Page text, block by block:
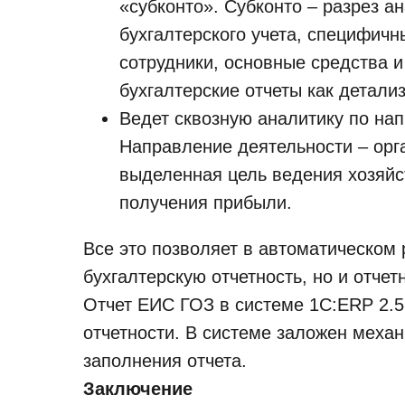
«субконто». Субконто – разрез
бухгалтерского учета,
сотрудники, основные средства
бухгалтерские отчеты как
Ведет сквозную аналитику по
Направление деятельности –
выделенная цель ведения
получения прибыли.
Все это позволяет в
бухгалтерскую отчетность, но и
Отчет ЕИС ГОЗ в системе 1С:ERP 2.5
отчетности. В системе заложен
заполнения отчета.
Заключение